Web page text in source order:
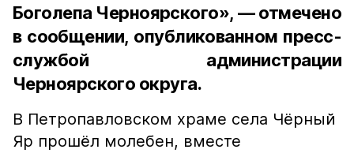
Боголепа Черноярского», — отмечено
в сообщении, опубликованном пресс-
службой администрации
Черноярского округа.
В Петропавловском храме села Чёрный
Яр прошёл молебен, вместе